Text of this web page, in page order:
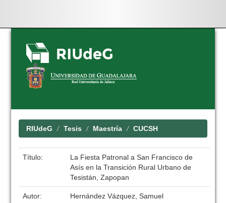
Skip
navigation
RIUdeG Tesis Maestría CUCSH
Título:
La Fiesta Patronal a San Francisco de
Asís en la Transición Rural Urbano de
Tesistán, Zapopan
Autor: Hernández Vázquez, Samuel